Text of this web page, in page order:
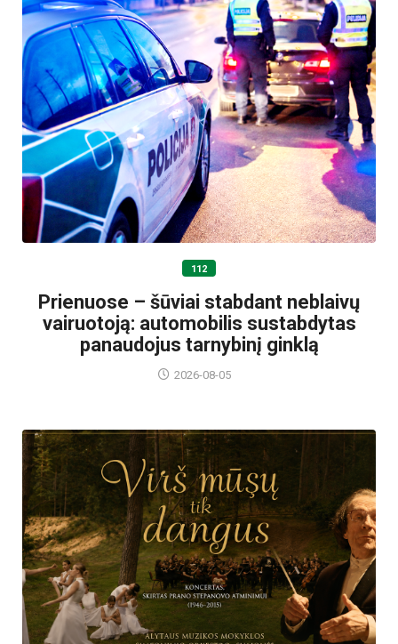
112
Prienuose – šūviai stabdant neblaivų
vairuotoją: automobilis sustabdytas
panaudojus tarnybinį ginklą
2026-08-05